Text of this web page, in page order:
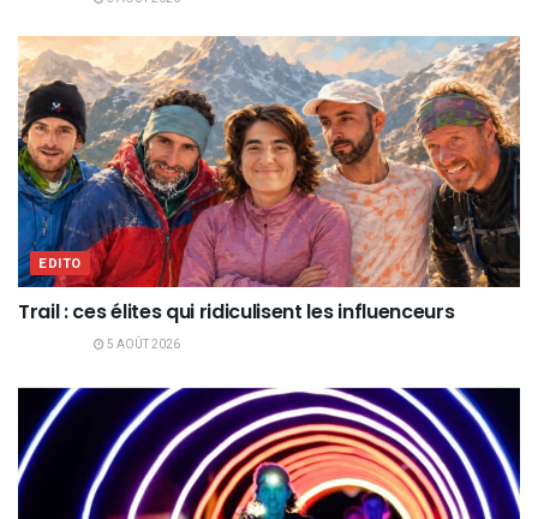
EDITO
Trail : ces élites qui ridiculisent les influenceurs
5 AOÛT 2026